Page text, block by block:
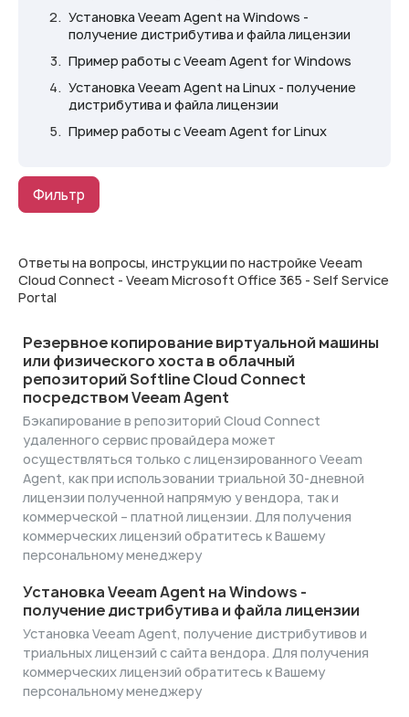
Установка Veeam Agent на Windows -
получение дистрибутива и файла лицензии
Пример работы с Veeam Agent for Windows
Установка Veeam Agent на Linux - получение
дистрибутива и файла лицензии
Пример работы с Veeam Agent for Linux
Фильтр
Ответы на вопросы, инструкции по настройке Veeam
Cloud Connect - Veeam Microsoft Office 365 - Self Service
Portal
Резервное копирование виртуальной машины
или физического хоста в облачный
репозиторий Softline Cloud Connect
посредством Veeam Agent
Бэкапирование в репозиторий Cloud Connect
удаленного сервис провайдера может
осуществляться только с лицензированного Veeam
Agent, как при использовании триальной 30-дневной
лицензии полученной напрямую у вендора, так и
коммерческой – платной лицензии. Для получения
коммерческих лицензий обратитесь к Вашему
персональному менеджеру
Установка Veeam Agent на Windows -
получение дистрибутива и файла лицензии
Установка Veeam Agent, получение дистрибутивов и
триальных лицензий с сайта вендора. Для получения
коммерческих лицензий обратитесь к Вашему
персональному менеджеру